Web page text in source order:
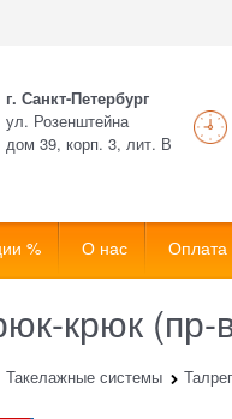
г. Санкт-Петербург
ул. Розенштейна
дом 39, корп. 3, лит. В
% О нас Оплата
крюк
Такелажные системы